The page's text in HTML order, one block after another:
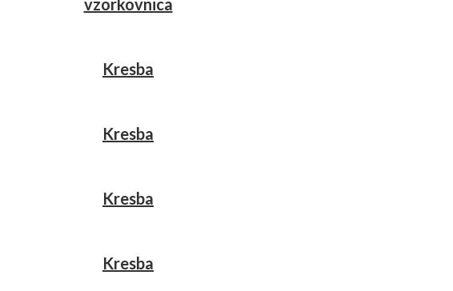
vzorkovnica
Kresba
Kresba
Kresba
Kresba